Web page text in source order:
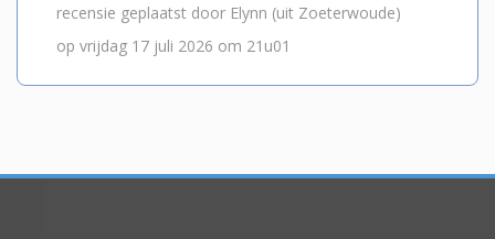
recensie geplaatst door Elynn (uit Zoeterwoude)
op vrijdag 17 juli 2026 om 21u01